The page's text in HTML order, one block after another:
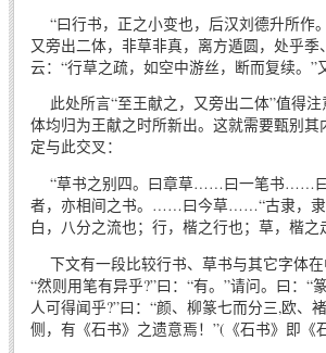
“曰行书，正之小变也，后汉刘德升所作
又旁出二体，非草非真，离方遁圆，处乎
云：“行草之疏，如空中游丝，断而复续。
此处所言“至王献之，又旁出二体”值得注
体均归为王献之时所新出。这就需要甄别
定与此交叉：
“草书之别四。曰章草……曰一笔书……曰
者，亦相间之书。……曰今草……“古隶，隶
白，八分之流也；行，楷之行也；草，楷之
下文有一段比较行书、草书与其它字体
“然则用笔有异乎?”曰：“有。”请问。曰：“
人可得闻乎?”曰：“颜、柳篆七而分三,欧、
侧，有《石书》之遗意焉！”(《石书》即《